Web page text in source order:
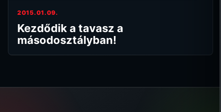
2015.01.09.
Kezdődik a tavasz a
másodosztályban!